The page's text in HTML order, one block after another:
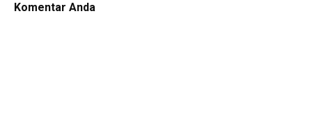
Komentar Anda